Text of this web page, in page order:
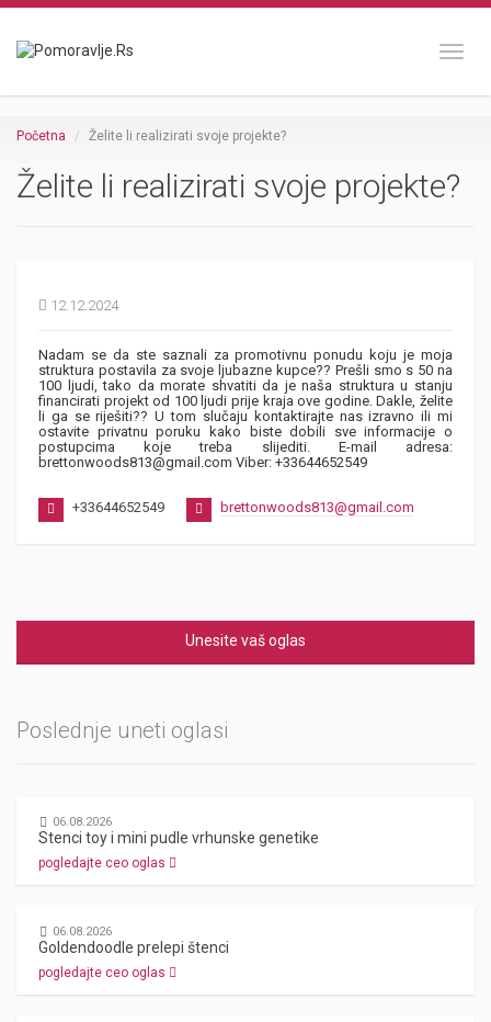
Početna Želite li realizirati svoje projekte?
Želite li realizirati svoje projekte?
12.12.2024
Nadam se da ste saznali za promotivnu ponudu koju je moja
struktura postavila za svoje ljubazne kupce?? Prešli smo s 50 na
100 ljudi, tako da morate shvatiti da je naša struktura u stanju
financirati projekt od 100 ljudi prije kraja ove godine. Dakle, želite
li ga se riješiti?? U tom slučaju kontaktirajte nas izravno ili mi
ostavite privatnu poruku kako biste dobili sve informacije o
postupcima koje treba slijediti. E-mail adresa:
brettonwoods813@gmail.com Viber: +33644652549
+33644652549 brettonwoods813@gmail.com
Unesite vaš oglas
Poslednje uneti oglasi
06.08.2026
Stenci toy i mini pudle vrhunske genetike
pogledajte ceo oglas
06.08.2026
Goldendoodle prelepi štenci
pogledajte ceo oglas